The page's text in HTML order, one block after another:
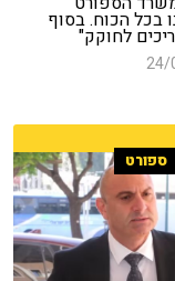
בכל הכוח. בסוף
לחוקק"
24/
ספורט